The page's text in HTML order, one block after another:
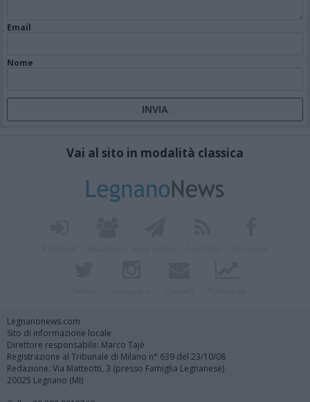
Email
Nome
Vai al sito in modalità classica
Legnanonews.com
Sito di informazione locale
Direttore responsabile: Marco Tajè
Registrazione al Tribunale di Milano n° 639 del 23/10/08
Redazione: Via Matteotti, 3 (presso Famiglia Legnanese)
20025 Legnano (MI)